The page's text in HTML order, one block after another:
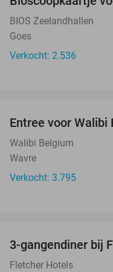
BIOS Zeelandhallen
Goes
Verkocht: 2.536
Entree voor Walibi
Walibi Belgium
Wavre
Verkocht: 3.795
3-gangendiner bij
Fletcher Hotels